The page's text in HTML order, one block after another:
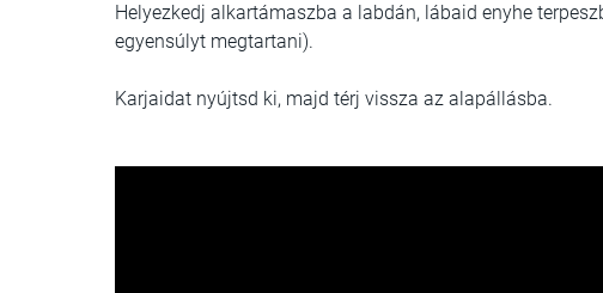
Helyezkedj alkartámaszba a labdán, lábaid enyhe
egyensúlyt megtartani).
Karjaidat nyújtsd ki, majd térj vissza az alapállásba.